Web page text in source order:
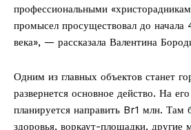
профессиональными
промысел просуществовал до
века», — рассказала Валентина
Одним из главных объектов станет
развернется основное действо. На
планируется направить Br1 млн. Там
здоровья, воркаут-площадки, другие